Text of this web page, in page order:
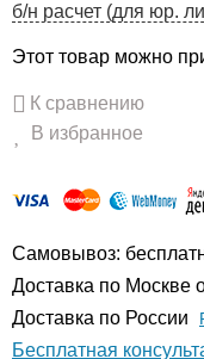
б/н расчет (для юр.
Этот товар можно
К сравнению
В избранное
Самовывоз:
Доставка по Москве
Доставка по России
Бесплатная